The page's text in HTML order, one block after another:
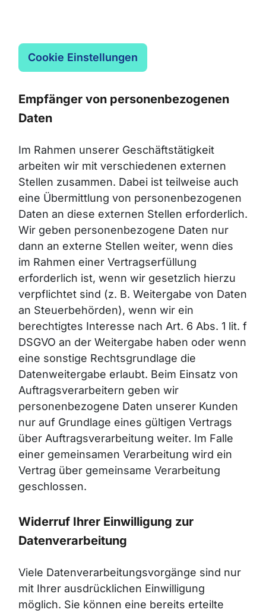
Cookie Einstellungen
Empfänger von personenbezogenen
Daten
Im Rahmen unserer Geschäftstätigkeit
arbeiten wir mit verschiedenen externen
Stellen zusammen. Dabei ist teilweise auch
eine Übermittlung von personenbezogenen
Daten an diese externen Stellen erforderlich.
Wir geben personenbezogene Daten nur
dann an externe Stellen weiter, wenn dies
im Rahmen einer Vertragserfüllung
erforderlich ist, wenn wir gesetzlich hierzu
verpflichtet sind (z. B. Weitergabe von Daten
an Steuerbehörden), wenn wir ein
berechtigtes Interesse nach Art. 6 Abs. 1 lit. f
DSGVO an der Weitergabe haben oder wenn
eine sonstige Rechtsgrundlage die
Datenweitergabe erlaubt. Beim Einsatz von
Auftragsverarbeitern geben wir
personenbezogene Daten unserer Kunden
nur auf Grundlage eines gültigen Vertrags
über Auftragsverarbeitung weiter. Im Falle
einer gemeinsamen Verarbeitung wird ein
Vertrag über gemeinsame Verarbeitung
geschlossen.
Widerruf Ihrer Einwilligung zur
Datenverarbeitung
Viele Datenverarbeitungsvorgänge sind nur
mit Ihrer ausdrücklichen Einwilligung
möglich. Sie können eine bereits erteilte